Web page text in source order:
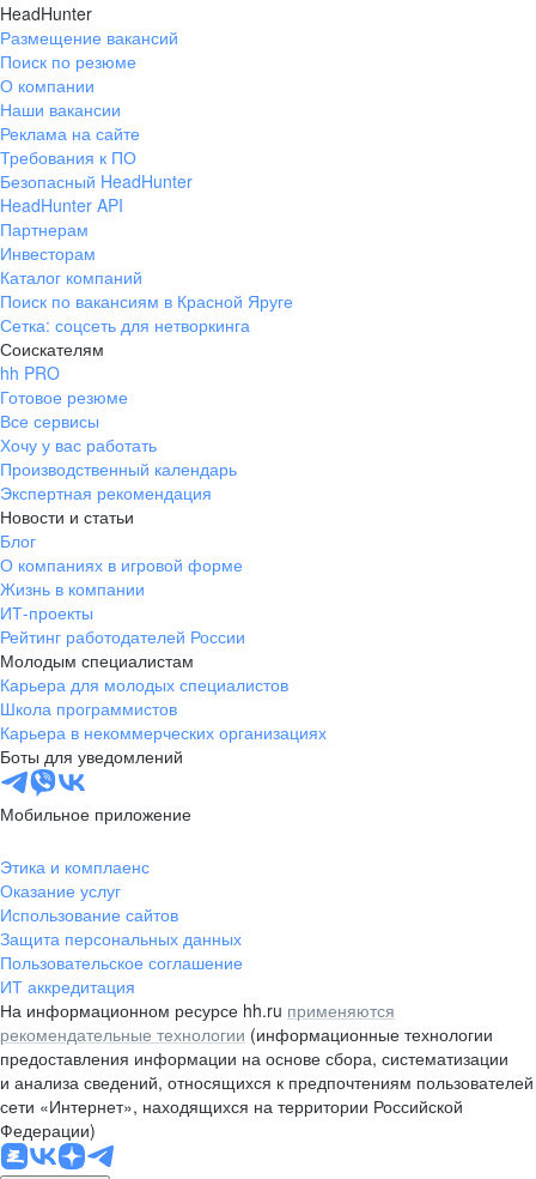
HeadHunter
Размещение вакансий
Поиск по резюме
О компании
Наши вакансии
Реклама на сайте
Требования к ПО
Безопасный HeadHunter
HeadHunter API
Партнерам
Инвесторам
Каталог компаний
Поиск по вакансиям в Красной Яруге
Сетка: соцсеть для нетворкинга
Соискателям
hh PRO
Готовое резюме
Все сервисы
Хочу у вас работать
Производственный календарь
Экспертная рекомендация
Новости и статьи
Блог
О компаниях в игровой форме
Жизнь в компании
ИТ-проекты
Рейтинг работодателей России
Молодым специалистам
Карьера для молодых специалистов
Школа программистов
Карьера в некоммерческих организациях
Боты для уведомлений
Мобильное приложение
Этика и комплаенс
Оказание услуг
Использование сайтов
Защита персональных данных
Пользовательское соглашение
ИТ аккредитация
На информационном ресурсе hh.ru применяются
рекомендательные технологии (информационные технологии
предоставления информации на основе сбора, систематизации
и анализа сведений, относящихся к предпочтениям пользователей
сети «Интернет», находящихся на территории Российской
Федерации)